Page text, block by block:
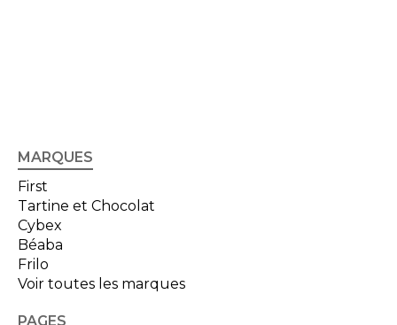
MARQUES
First
Tartine et Chocolat
Cybex
Béaba
Frilo
Voir toutes les marques
PAGES